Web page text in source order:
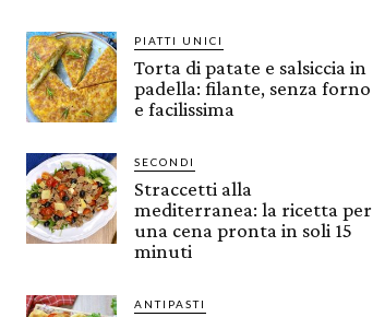
PIATTI UNICI
Torta di patate e salsiccia in
padella: filante, senza forno
e facilissima
SECONDI
Straccetti alla
mediterranea: la ricetta per
una cena pronta in soli 15
minuti
ANTIPASTI